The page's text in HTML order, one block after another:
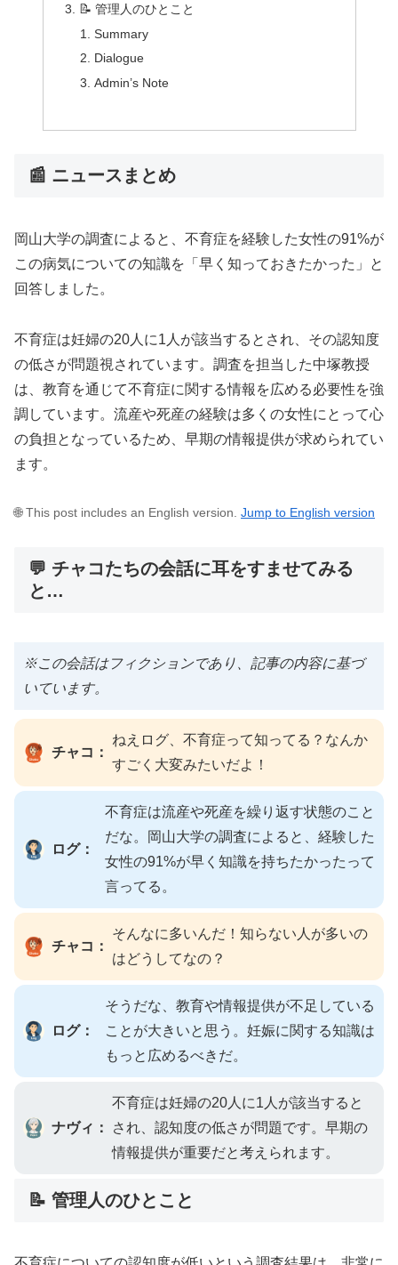
📝 管理人のひとこと
Summary
Dialogue
Admin’s Note
📰 ニュースまとめ
岡山大学の調査によると、不育症を経験した女性の91%が
この病気についての知識を「早く知っておきたかった」と
回答しました。
不育症は妊婦の20人に1人が該当するとされ、その認知度
の低さが問題視されています。調査を担当した中塚教授
は、教育を通じて不育症に関する情報を広める必要性を強
調しています。流産や死産の経験は多くの女性にとって心
の負担となっているため、早期の情報提供が求められてい
ます。
🌐 This post includes an English version. Jump to English version
💬 チャコたちの会話に耳をすませてみる
と…
※この会話はフィクションであり、記事の内容に基づ
いています。
チャコ：
ねえログ、不育症って知ってる？なんか
すごく大変みたいだよ！
ログ：
不育症は流産や死産を繰り返す状態のこと
だな。岡山大学の調査によると、経験した
女性の91%が早く知識を持ちたかったって
言ってる。
チャコ：
そんなに多いんだ！知らない人が多いの
はどうしてなの？
ログ：
そうだな、教育や情報提供が不足している
ことが大きいと思う。妊娠に関する知識は
もっと広めるべきだ。
ナヴィ：
不育症は妊婦の20人に1人が該当すると
され、認知度の低さが問題です。早期の
情報提供が重要だと考えられます。
📝 管理人のひとこと